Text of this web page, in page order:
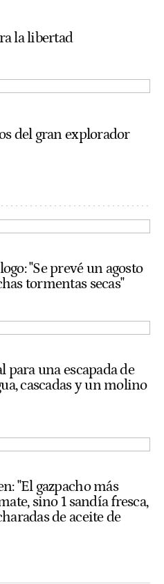
la libertad
del gran explorador
"Se prevé un agosto
tormentas secas"
una escapada de
cascadas y un molino
"El gazpacho más
sino 1 sandía fresca,
de aceite de